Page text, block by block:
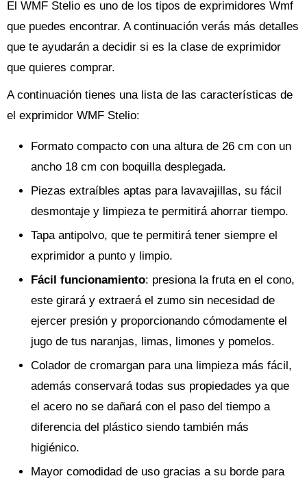
El WMF Stelio es uno de los tipos de exprimidores Wmf
que puedes encontrar. A continuación verás más detalles
que te ayudarán a decidir si es la clase de exprimidor
que quieres comprar.
A continuación tienes una lista de las características de
el exprimidor WMF Stelio:
Formato compacto con una altura de 26 cm con un
ancho 18 cm con boquilla desplegada.
Piezas extraíbles aptas para lavavajillas, su fácil
desmontaje y limpieza te permitirá ahorrar tiempo.
Tapa antipolvo, que te permitirá tener siempre el
exprimidor a punto y limpio.
Fácil funcionamiento: presiona la fruta en el cono,
este girará y extraerá el zumo sin necesidad de
ejercer presión y proporcionando cómodamente el
jugo de tus naranjas, limas, limones y pomelos.
Colador de cromargan para una limpieza más fácil,
además conservará todas sus propiedades ya que
el acero no se dañará con el paso del tiempo a
diferencia del plástico siendo también más
higiénico.
Mayor comodidad de uso gracias a su borde para